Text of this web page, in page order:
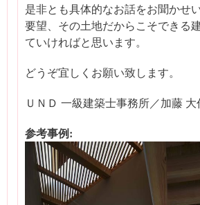
是非とも具体的なお話をお聞かせ
要望、その土地だからこそできる
ていければと思います。
どうぞ宜しくお願い致します。
ＵＮＤ 一級建築士事務所／加藤 大
参考事例: